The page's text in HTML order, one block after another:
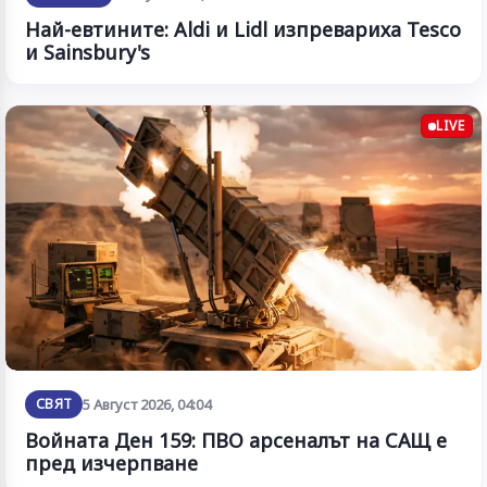
Най-евтините: Aldi и Lidl изпревариха Tesco
и Sainsbury's
LIVE
СВЯТ 5 Август 2026, 04:04
Войната Ден 159: ПВО арсеналът на САЩ е
пред изчерпване